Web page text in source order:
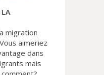
LA
migration
aimeriez
dans
mais